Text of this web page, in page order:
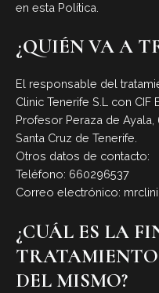
en esta Política.
¿QUIÉN VA A
El responsable del
Clinic Tenerife S.L con
Profesor Peraza de Ayala,
Santa Cruz de Tenerife.
Otros datos de contacto:
Teléfono: 660296537
Correo electrónico:
¿CUÁL ES LA
DEL MISMO?